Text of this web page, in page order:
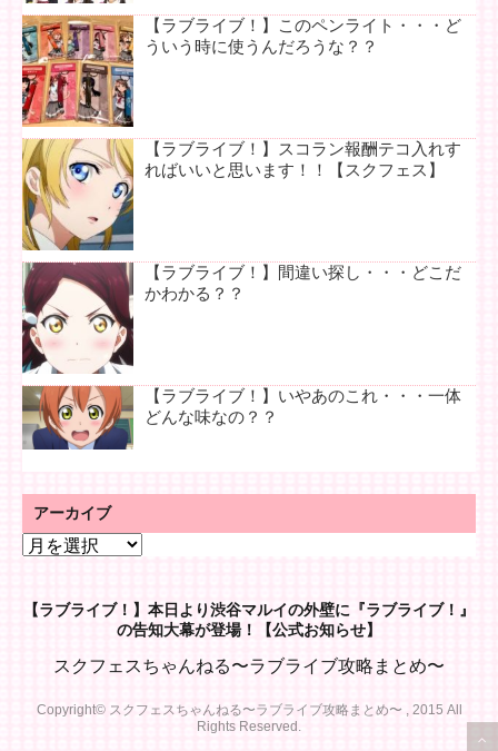
【ラブライブ！】このペンライト・・・ど
ういう時に使うんだろうな？？
【ラブライブ！】スコラン報酬テコ入れす
ればいいと思います！！【スクフェス】
【ラブライブ！】間違い探し・・・どこだ
かわかる？？
【ラブライブ！】いやあのこれ・・・一体
どんな味なの？？
アーカイブ
ア
イ【ラブライブ！】本日より渋谷マルイの外壁に『ラブライブ！』
の告知大幕が登場！【公式お知らせ】
スクフェスちゃんねる〜ラブライブ攻略まとめ〜
Copyright© スクフェスちゃんねる〜ラブライブ攻略まとめ〜 , 2015 All
Rights Reserved.